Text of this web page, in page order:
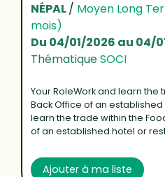
NÉPAL/ Moyen Long
mois)
Du 04/01/2026 au 04/
ThématiqueSOCI
Your RoleWork and learn the
Back Office of an
learn the trade within the
of an established hotel or
Ajouter à ma liste